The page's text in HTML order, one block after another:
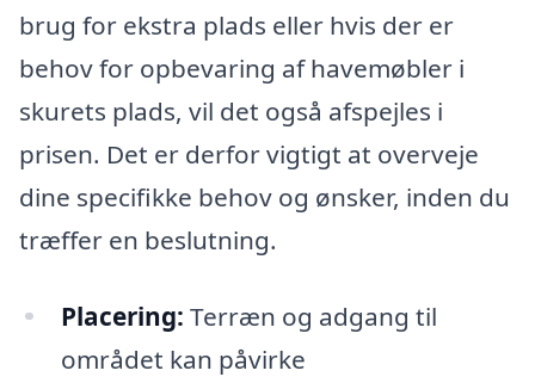
brug for ekstra plads eller hvis der er
behov for opbevaring af havemøbler i
skurets plads, vil det også afspejles i
prisen. Det er derfor vigtigt at overveje
dine specifikke behov og ønsker, inden du
træffer en beslutning.
Placering: Terræn og adgang til
området kan påvirke